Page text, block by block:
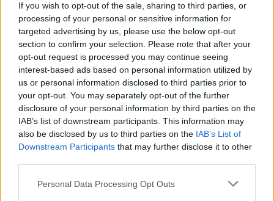
If you wish to opt-out of the sale, sharing to third parties, or
processing of your personal or sensitive information for
targeted advertising by us, please use the below opt-out
section to confirm your selection. Please note that after your
opt-out request is processed you may continue seeing
interest-based ads based on personal information utilized by
us or personal information disclosed to third parties prior to
your opt-out. You may separately opt-out of the further
disclosure of your personal information by third parties on the
IAB’s list of downstream participants. This information may
also be disclosed by us to third parties on the IAB’s List of
Downstream Participants that may further disclose it to other
Please note that this website/app uses one or more Google
Personal Data Processing Opt Outs
των βιαστών που σημειώθηκε αφού η νεαρή
Αυστραλή είχε επισκεφθεί μπαρ στο Παρίσι.